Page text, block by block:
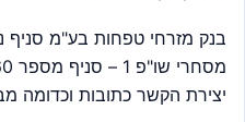
בנק מזרחי טפחות בע"מ סניף
יצירת הקשר כתובות וכדומה